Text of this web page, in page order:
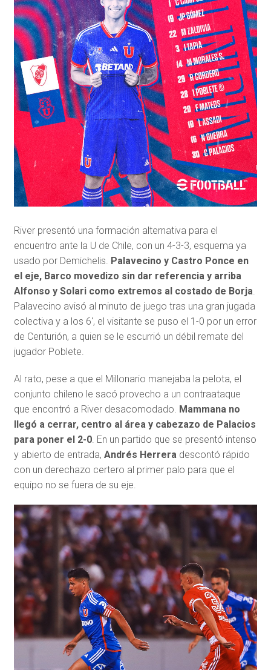
River presentó una formación alternativa para el
encuentro ante la U de Chile, con un 4-3-3, esquema ya
usado por Demichelis. Palavecino y Castro Ponce en
el eje, Barco movedizo sin dar referencia y arriba
Alfonso y Solari como extremos al costado de Borja.
Palavecino avisó al minuto de juego tras una gran jugada
colectiva y a los 6′, el visitante se puso el 1-0 por un error
de Centurión, a quien se le escurrió un débil remate del
jugador Poblete.
Al rato, pese a que el Millonario manejaba la pelota, el
conjunto chileno le sacó provecho a un contraataque
que encontró a River desacomodado. Mammana no
llegó a cerrar, centro al área y cabezazo de Palacios
para poner el 2-0. En un partido que se presentó intenso
y abierto de entrada, Andrés Herreradescontó rápido
con un derechazo certero al primer palo para que el
equipo no se fuera de su eje.